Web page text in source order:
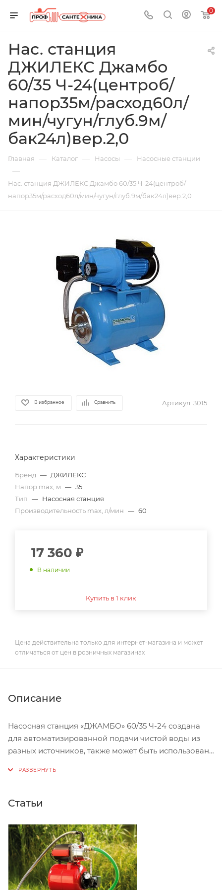
0
Нас. станция
ДЖИЛЕКС Джамбо
60/35 Ч-24(центроб/
напор35м/расход60л/
мин/чугун/глуб.9м/
бак24л)вер.2,0
Главная — Каталог — Насосы — Насосные станции
—
Нас. станция ДЖИЛЕКС Джамбо 60/35 Ч-24(центроб/
напор35м/расход60л/мин/чугун/глуб.9м/бак24л)вер.2,0
В избранное Сравнить Артикул: 3015
Характеристики
Бренд — ДЖИЛЕКС
Напор max, м — 35
Тип — Насосная станция
Производительность max, л/мин — 60
17 360 ₽
В наличии
Купить в 1 клик
Цена действительна только для интернет-магазина и может
отличаться от цен в розничных магазинах
Описание
Насосная станция «ДЖАМБО» 60/35 Ч-24 создана
для автоматизированной подачи чистой воды из
разных источников, также может быть использована
Область применения
системы автоматического водоснабжения в
частном доме. Забор воды может осуществляться
из:
открытых водоемов;
колодцев и скважин;
централизованного водопровода.
Статьи